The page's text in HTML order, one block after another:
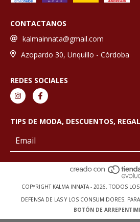
CONTACTANOS
kalmainnata@gmail.com
Azopardo 30, Unquillo - Córdoba
REDES SOCIALES
TIPS DE MODA, DESCUENTOS,
COPYRIGHT KALMA INNATA - 2026. TODOS
DEFENSA DE LAS Y LOS CONSUMIDORES.
BOTÓN DE